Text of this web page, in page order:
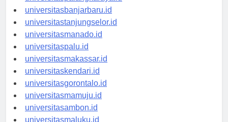
universitaspalangkaraya.id
universitasbanjarbaru.id
universitastanjungselor.id
universitasmanado.id
universitaspalu.id
universitasmakassar.id
universitaskendari.id
universitasgorontalo.id
universitasmamuju.id
universitasambon.id